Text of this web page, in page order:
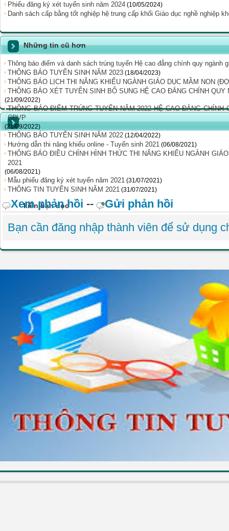
Phiếu đăng ký xét tuyển sinh năm 2024 (10/05/2024)
Danh sách cấp bằng tốt nghiệp hệ trung cấp khối Giáo dục nghề nghiệp
Những tin cũ hơn
Thông báo điểm và danh sách trúng tuyển Hệ cao đẳng chính quy ngành
THÔNG BÁO TUYỂN SINH NĂM 2023 (18/04/2023)
THÔNG BÁO LỊCH THI NĂNG KHIẾU NGÀNH GIÁO DỤC MẦM NON
THÔNG BÁO XÉT TUYỂN SINH BỔ SUNG HỆ CAO ĐẲNG CHÍNH QUY
(21/09/2022)
THÔNG BÁO ĐIỂM TRÚNG TUYỂN NĂM 2022 HỆ CAO ĐẲNG CHÍNH
CĐVP
(21/09/2022)
THÔNG BÁO TUYỂN SINH NĂM 2022 (12/04/2022)
Hướng dẫn thi năng khiếu online - Tuyển sinh 2021 (06/08/2021)
THÔNG BÁO ĐIỀU CHỈNH HÌNH THỨC THI NĂNG KHIẾU NGÀNH
2021
(06/08/2021)
Mẫu phiếu đăng ký xét tuyển năm 2021 (31/07/2021)
THÔNG TIN TUYỂN SINH NĂM 2021 (31/07/2021)
kiến bạn đọc
Xem phản hồi --
Gửi phản hồi
Bạn cần đăng nhập thành viên để sử dụng